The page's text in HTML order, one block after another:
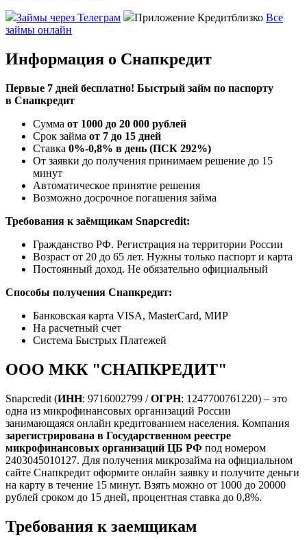
Займы через Телеграм Приложение Кредитблизко Все
займы онлайн
Информация о Снапкредит
Первые 7 дней бесплатно! Быстрый займ по паспорту
в Снапкредит
Сумма от 1000 до 20 000 рублей
Срок займа от 7 до 15 дней
Ставка 0%-0,8% в день (ПСК 292%)
От заявки до получения принимаем решение до 15
минут
Автоматическое принятие решения
Возможно досрочное погашения займа
Требования к заёмщикам Snapcredit:
Гражданство РФ. Регистрация на территории России
Возраст от 20 до 65 лет. Нужны только паспорт и карта
Постоянный доход. Не обязательно официальный
Способы получения Снапкредит:
Банковская карта VISA, MasterCard, МИР
На расчетный счет
Система Быстрых Платежей
ООО МКК "СНАПКРЕДИТ"
Snapcredit (ИНН: 9716002799 /ОГРН: 1247700761220) – это
одна из микрофинансовых организаций России
занимающаяся онлайн кредитованием населения. Компания
зарегистрирована в Государственном реестре
микрофинансовых организаций ЦБ РФ под номером
2403045010127. Для получения микрозайма на официальном
сайте Снапкредит оформите онлайн заявку и получите деньги
на карту в течение 15 минут. Взять можно от 1000 до 20000
рублей сроком до 15 дней, процентная ставка до 0,8%.
Требования к заемщикам